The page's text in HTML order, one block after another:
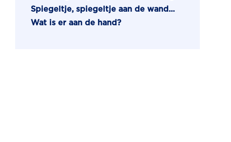
Spiegeltje, spiegeltje aan de wand…
Wat is er aan de hand?